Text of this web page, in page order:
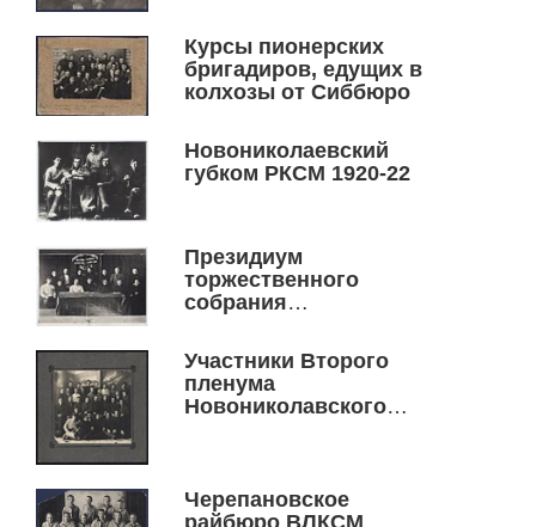
Курсы пионерских
бригадиров, едущих в
колхозы от Сиббюро
Новониколаевский
губком РКСМ 1920-22
Президиум
торжественного
собрания
губернской
организации РКСМ,
посвященный 3-ей
годовщине организации
Участники Второго
пленума
Новониколавского
Черепановское